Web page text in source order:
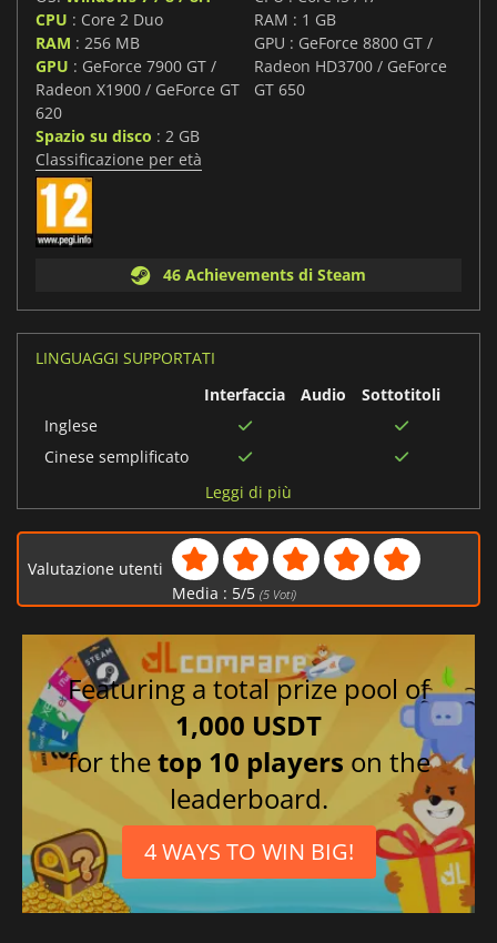
CPU : Core 2 Duo
RAM : 256 MB
GPU : GeForce 7900 GT /
Radeon X1900 / GeForce GT
620
Spazio su disco : 2 GB
RAM : 1 GB
GPU : GeForce 8800 GT /
Radeon HD3700 / GeForce
GT 650
Classificazione per età
46 Achievements di Steam
LINGUAGGI SUPPORTATI
Interfaccia
Audio
Sottotitoli
Inglese
Cinese semplificato
Leggi di più
Valutazione utenti
Media : 5/5 (5Voti)
Featuring a total prize pool of
1,000 USDT
for thetop 10 players on the
leaderboard.
4 WAYS TO WIN BIG!